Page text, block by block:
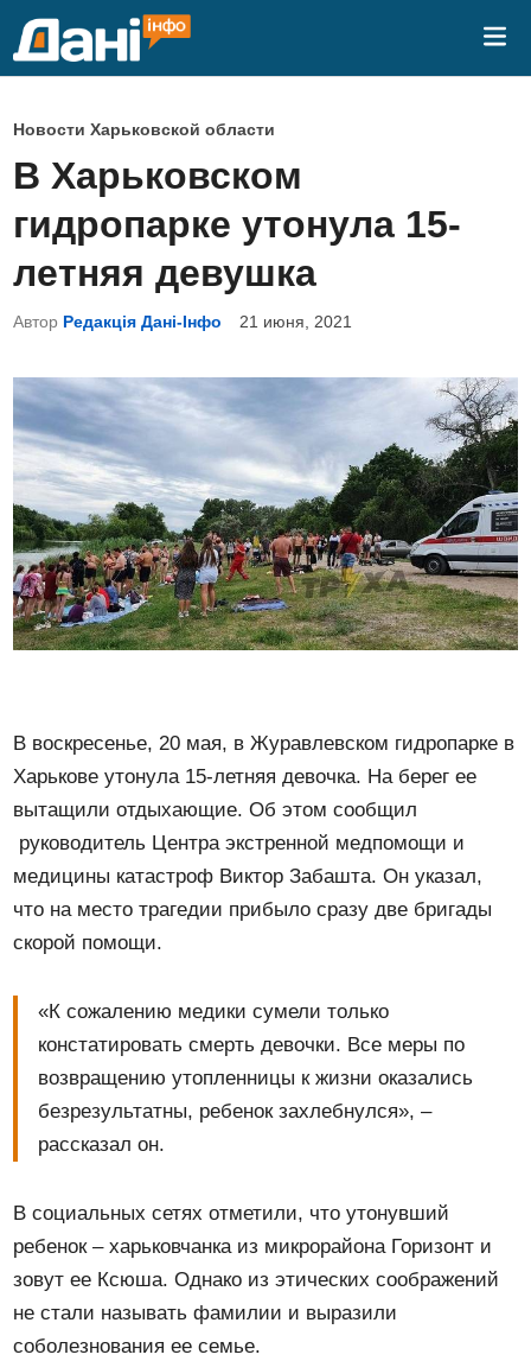
О
п
у
б
л
и
к
в
а
в
Новости Харьковской области
В Харьковском
гидропарке утонула 15-
летняя девушка
Автор Редакція Дані-Інфо 21 июня, 2021
В воскресенье, 20 мая, в Журавлевском гидропарке в
Харькове утонула 15-летняя девочка. На берег ее
вытащили отдыхающие. Об этом сообщил
руководитель Центра экстренной медпомощи и
медицины катастроф Виктор Забашта. Он указал,
что на место трагедии прибыло сразу две бригады
скорой помощи.
«К сожалению медики сумели только
констатировать смерть девочки. Все меры по
возвращению утопленницы к жизни оказались
безрезультатны, ребенок захлебнулся», –
рассказал он.
В социальных сетях отметили, что утонувший
ребенок – харьковчанка из микрорайона Горизонт и
зовут ее Ксюша. Однако из этических соображений
не стали называть фамилии и выразили
соболезнования ее семье.